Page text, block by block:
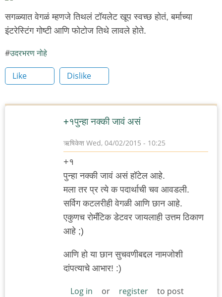
सगळ्यात वेगळं म्हणजे तिथलं टॉयलेट खूप स्वच्छ होतं, बर्माच्या
इंटरेस्टिंग गोष्टी आणि फोटोज तिथे लावले होते.
उदरभरण नोहे
Like Dislike
+१पुन्हा नक्की जावं असं
ऋषिकेश Wed, 04/02/2015 - 10:25
+१
पुन्हा नक्की जावं असं हॉटेल आहे.
मला तर प्र त्ये क पदार्थाची चव आवडली.
सर्विग कटलरीही वेगळी आणि छान आहे.
एकुणच रोमँटिक डेटवर जायलाही उत्तम ठिकाण
आहे ;)
आणि हो या छान सुचवणीबद्दल नामजोशी
दांपत्याचे आभार! :)
Log in or register
to post